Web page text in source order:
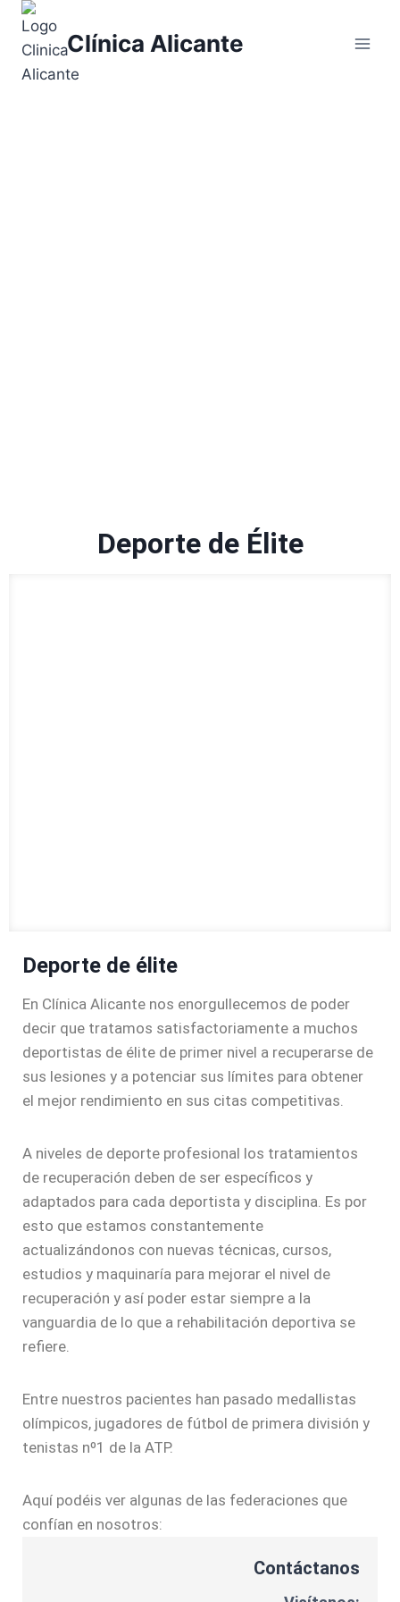
Clínica Alicante
Deporte de Élite
Deporte de élite
En Clínica Alicante nos enorgullecemos de poder
decir que tratamos satisfactoriamente a muchos
deportistas de élite de primer nivel a recuperarse de
sus lesiones y a potenciar sus límites para obtener
el mejor rendimiento en sus citas competitivas.
A niveles de deporte profesional los tratamientos
de recuperación deben de ser específicos y
adaptados para cada deportista y disciplina. Es por
esto que estamos constantemente
actualizándonos con nuevas técnicas, cursos,
estudios y maquinaría para mejorar el nivel de
recuperación y así poder estar siempre a la
vanguardia de lo que a rehabilitación deportiva se
refiere.
Entre nuestros pacientes han pasado medallistas
olímpicos, jugadores de fútbol de primera división y
tenistas nº1 de la ATP.
Aquí podéis ver algunas de las federaciones que
confían en nosotros:
Contáctanos